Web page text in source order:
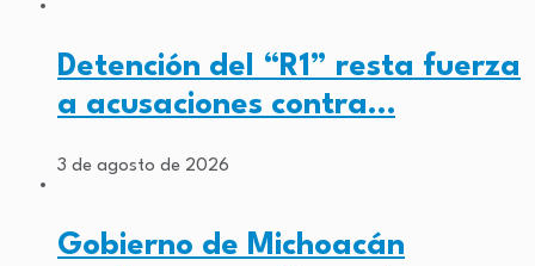
Detención del “R1” resta fuerza
a acusaciones contra…
3 de agosto de 2026
Gobierno de Michoacán